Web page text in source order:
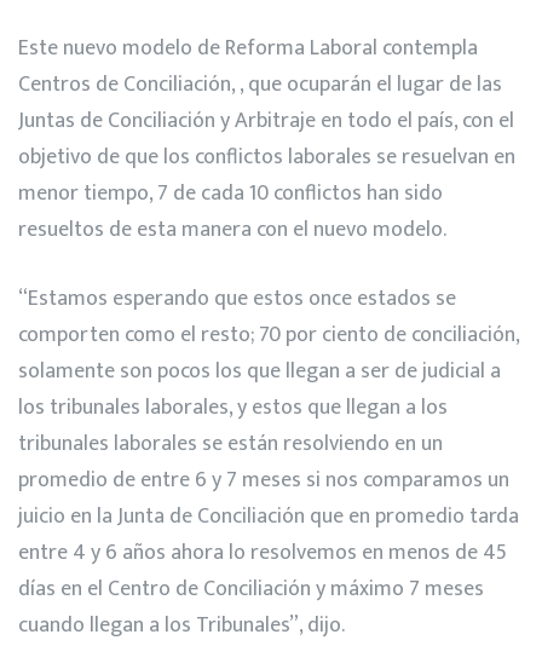
Este nuevo modelo de Reforma Laboral contempla
Centros de Conciliación, , que ocuparán el lugar de las
Juntas de Conciliación y Arbitraje en todo el país, con el
objetivo de que los conflictos laborales se resuelvan en
menor tiempo, 7 de cada 10 conflictos han sido
resueltos de esta manera con el nuevo modelo.
“Estamos esperando que estos once estados se
comporten como el resto; 70 por ciento de conciliación,
solamente son pocos los que llegan a ser de judicial a
los tribunales laborales, y estos que llegan a los
tribunales laborales se están resolviendo en un
promedio de entre 6 y 7 meses si nos comparamos un
juicio en la Junta de Conciliación que en promedio tarda
entre 4 y 6 años ahora lo resolvemos en menos de 45
días en el Centro de Conciliación y máximo 7 meses
cuando llegan a los Tribunales”, dijo.